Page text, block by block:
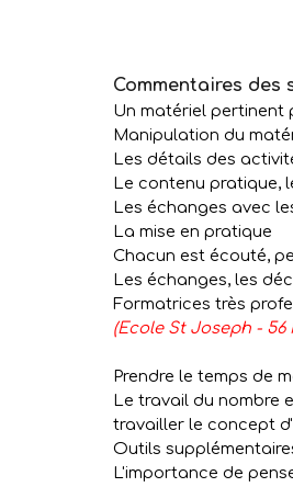
Commentaires
Un matériel pertinent
Manipulation du
Les détails des
Le contenu pratique,
Les échanges avec
La mise en pratique
Chacun est écouté,
Les échanges, les
Formatrices très
(Ecole St Joseph -
Prendre le temps de
Le travail du nombre
travailler le concept
Outils
L'importance de